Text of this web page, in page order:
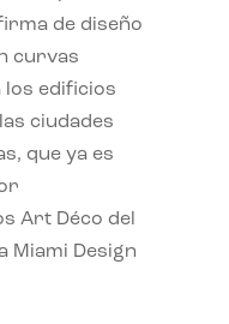
de diseño
curvas
los edificios
ciudades
que ya es
Art Déco del
Miami Design